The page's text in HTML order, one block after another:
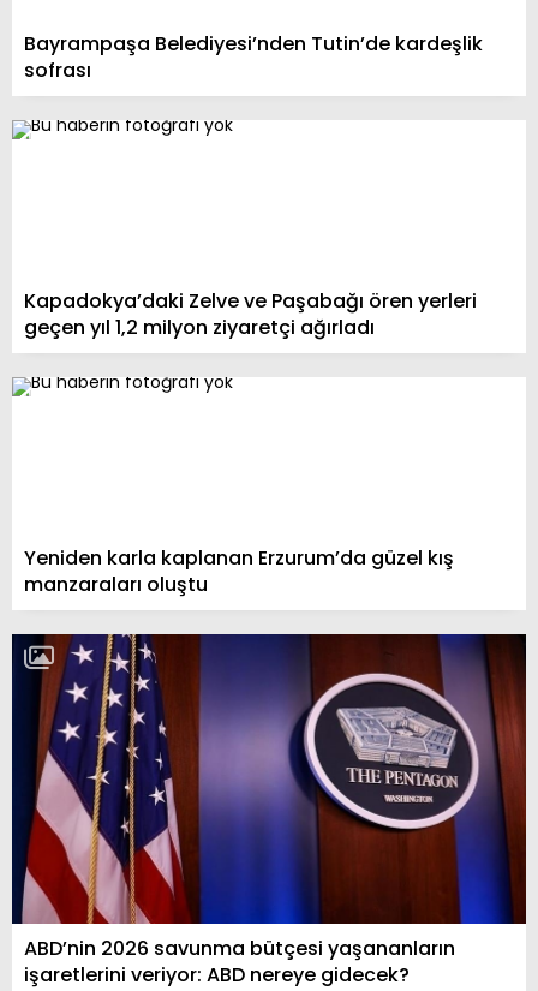
Bayrampaşa Belediyesi’nden Tutin’de kardeşlik
sofrası
Kapadokya’daki Zelve ve Paşabağı ören yerleri
geçen yıl 1,2 milyon ziyaretçi ağırladı
Yeniden karla kaplanan Erzurum’da güzel kış
manzaraları oluştu
ABD’nin 2026 savunma bütçesi yaşananların
işaretlerini veriyor: ABD nereye gidecek?